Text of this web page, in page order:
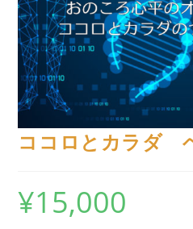
ココロとカラダ
¥15,000